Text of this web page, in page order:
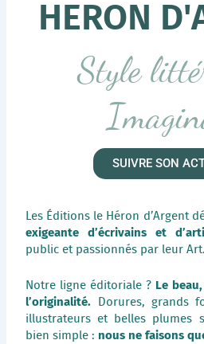
HERON
Style
SUIVRE SON
Les Éditions le Héron d’Argent
exigeante d’écrivains et
public et passionnés par leur Art.
Notre ligne éditoriale ? Le
l’originalité. Dorures, grands
illustrateurs et belles plumes
bien simple : nous ne faisons